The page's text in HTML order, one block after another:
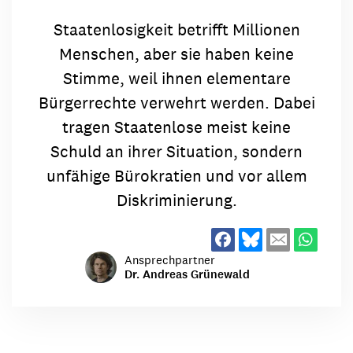
Staatenlosigkeit betrifft Millionen
Menschen, aber sie haben keine
Stimme, weil ihnen elementare
Bürgerrechte verwehrt werden. Dabei
tragen Staatenlose meist keine
Schuld an ihrer Situation, sondern
unfähige Bürokratien und vor allem
Diskriminierung.
Ansprechpartner
Dr. Andreas Grünewald